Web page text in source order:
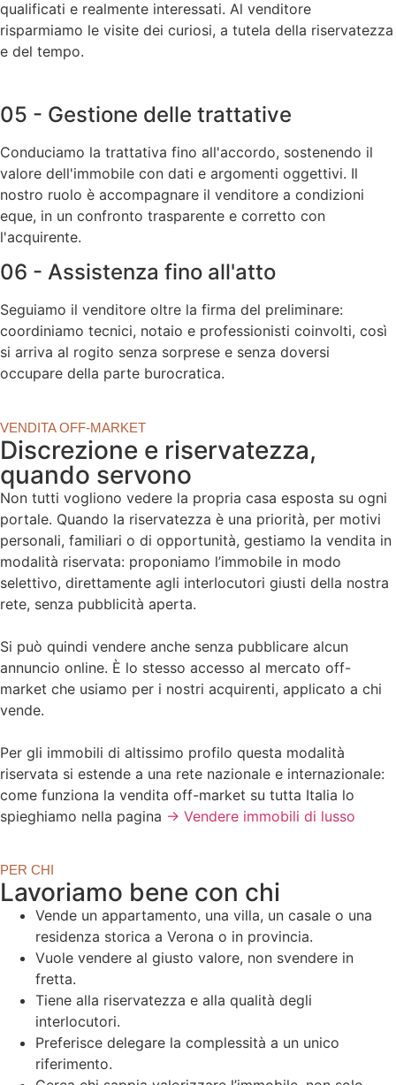
qualificati e realmente interessati. Al venditore
risparmiamo le visite dei curiosi, a tutela della riservatezza
e del tempo.
05 - Gestione delle trattative
Conduciamo la trattativa fino all'accordo, sostenendo il
valore dell'immobile con dati e argomenti oggettivi. Il
nostro ruolo è accompagnare il venditore a condizioni
eque, in un confronto trasparente e corretto con
l'acquirente.
06 - Assistenza fino all'atto
Seguiamo il venditore oltre la firma del preliminare:
coordiniamo tecnici, notaio e professionisti coinvolti, così
si arriva al rogito senza sorprese e senza doversi
occupare della parte burocratica.
VENDITA OFF-MARKET
Discrezione e riservatezza,
quando servono
Non tutti vogliono vedere la propria casa esposta su ogni
portale. Quando la riservatezza è una priorità, per motivi
personali, familiari o di opportunità, gestiamo la vendita in
modalità riservata: proponiamo l’immobile in modo
selettivo, direttamente agli interlocutori giusti della nostra
rete, senza pubblicità aperta.
Si può quindi vendere anche senza pubblicare alcun
annuncio online. È lo stesso accesso al mercato off-
market che usiamo per i nostri acquirenti, applicato a chi
vende.
Per gli immobili di altissimo profilo questa modalità
riservata si estende a una rete nazionale e internazionale:
come funziona la vendita off-market su tutta Italia lo
spieghiamo nella pagina → Vendere immobili di lusso
PER CHI
Lavoriamo bene con chi
Vende un appartamento, una villa, un casale o una
residenza storica a Verona o in provincia.
Vuole vendere al giusto valore, non svendere in
fretta.
Tiene alla riservatezza e alla qualità degli
interlocutori.
Preferisce delegare la complessità a un unico
riferimento.